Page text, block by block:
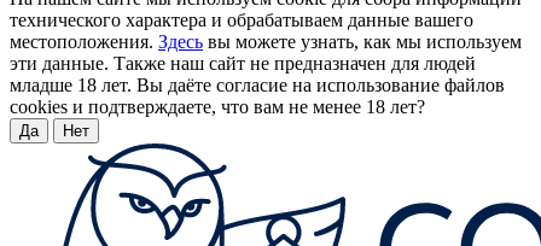
технического характера и обрабатываем данные вашего
местоположения. Здесь вы можете узнать, как мы используем
эти данные. Также наш сайт не предназначен для людей
младше 18 лет. Вы даёте согласие на использование файлов
cookies и подтверждаете, что вам не менее 18 лет?
Да Нет